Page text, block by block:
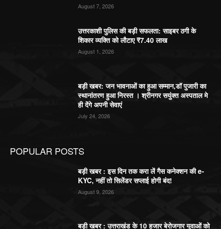
August 7, 2026
उत्तरकाशी पुलिस की बड़ी सफलता: साइबर ठगी के
शिकार व्यक्ति को लौटाए ₹7.40 लाख
August 1, 2026
बड़ी खबर: जन भावनाओं का हुआ सम्मान,डॉ पुजारी का
स्थानांतरण हुआ निरस्त । श्रीनगर सयुंक्त अस्पताल मे
ही देंगे अपनी सेवाएं
July 24, 2026
POPULAR POSTS
बड़ी खबर : इस दिन तक करा लें गैस कनेक्शन की e-
KYC, नहीं तो सिलेंडर सप्लाई होगी बंद!
August 9, 2026
बड़ी खबर : उत्तराखंड के 10 हजार बेरोजगार युवाओं को